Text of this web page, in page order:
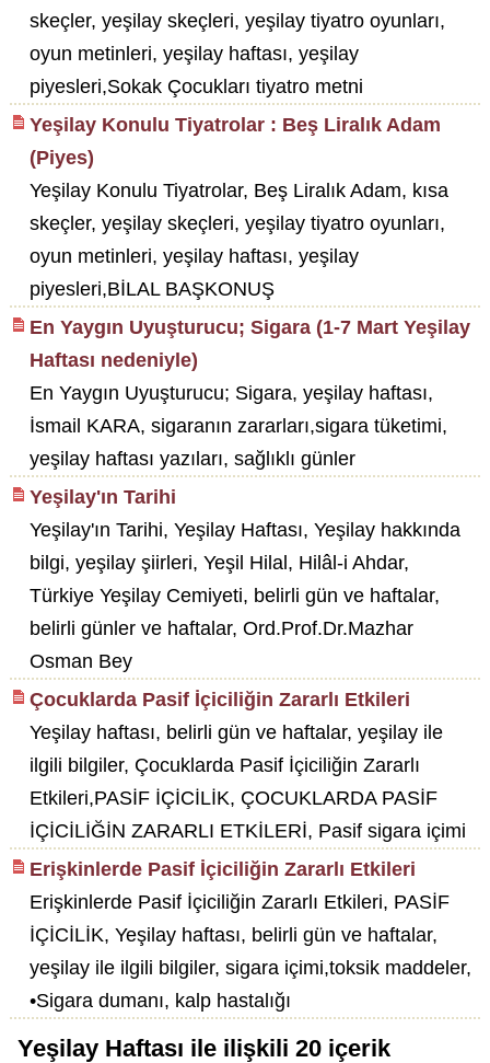
skeçler, yeşilay skeçleri, yeşilay tiyatro oyunları,
oyun metinleri, yeşilay haftası, yeşilay
piyesleri,Sokak Çocukları tiyatro metni
Yeşilay Konulu Tiyatrolar : Beş Liralık Adam
(Piyes)
Yeşilay Konulu Tiyatrolar, Beş Liralık Adam, kısa
skeçler, yeşilay skeçleri, yeşilay tiyatro oyunları,
oyun metinleri, yeşilay haftası, yeşilay
piyesleri,BİLAL BAŞKONUŞ
En Yaygın Uyuşturucu; Sigara (1-7 Mart Yeşilay
Haftası nedeniyle)
En Yaygın Uyuşturucu; Sigara, yeşilay haftası,
İsmail KARA, sigaranın zararları,sigara tüketimi,
yeşilay haftası yazıları, sağlıklı günler
Yeşilay'ın Tarihi
Yeşilay'ın Tarihi, Yeşilay Haftası, Yeşilay hakkında
bilgi, yeşilay şiirleri, Yeşil Hilal, Hilâl-i Ahdar,
Türkiye Yeşilay Cemiyeti, belirli gün ve haftalar,
belirli günler ve haftalar, Ord.Prof.Dr.Mazhar
Osman Bey
Çocuklarda Pasif İçiciliğin Zararlı Etkileri
Yeşilay haftası, belirli gün ve haftalar, yeşilay ile
ilgili bilgiler, Çocuklarda Pasif İçiciliğin Zararlı
Etkileri,PASİF İÇİCİLİK, ÇOCUKLARDA PASİF
İÇİCİLİĞİN ZARARLI ETKİLERİ, Pasif sigara içimi
Erişkinlerde Pasif İçiciliğin Zararlı Etkileri
Erişkinlerde Pasif İçiciliğin Zararlı Etkileri, PASİF
İÇİCİLİK, Yeşilay haftası, belirli gün ve haftalar,
yeşilay ile ilgili bilgiler, sigara içimi,toksik maddeler,
•Sigara dumanı, kalp hastalığı
Yeşilay Haftası ile ilişkili 20içerik